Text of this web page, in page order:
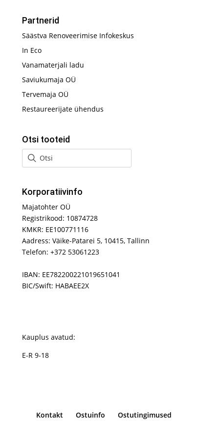
Partnerid
Säästva Renoveerimise Infokeskus
In Eco
Vanamaterjali ladu
Saviukumaja OÜ
Tervemaja OÜ
Restaureerijate ühendus
Otsi tooteid
Korporatiivinfo
Majatohter OÜ
Registrikood: 10874728
KMKR: EE100771116
Aadress: Väike-Patarei 5, 10415, Tallinn
Telefon: +372 53061223
IBAN: EE782200221019651041
BIC/Swift: HABAEE2X
Kauplus avatud:
E-R 9-18
Kontakt Ostuinfo Ostutingimused